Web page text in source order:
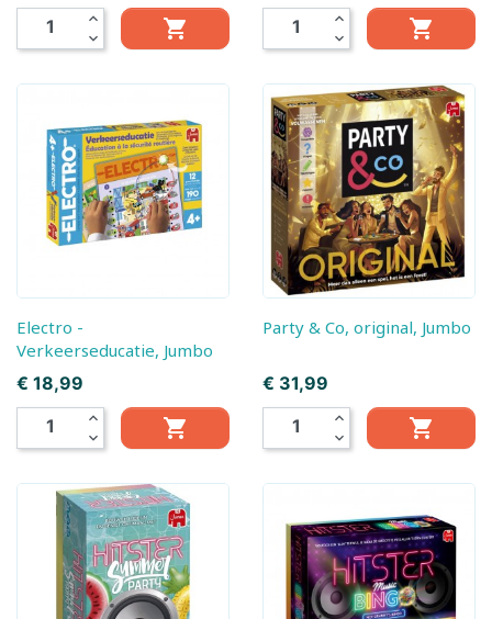
expand_less
expand_more

expand_less
expand_more

Electro -
Verkeerseducatie, Jumbo
Prijs
€ 18,99
expand_less
expand_more

Party & Co, original, Jumbo
Prijs
€ 31,99
expand_less
expand_more
